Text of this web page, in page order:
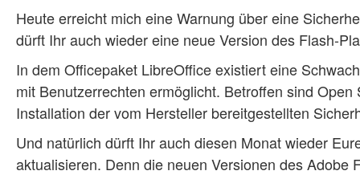
Heute erreicht mich eine Warnung über eine
dürft Ihr auch wieder eine neue Version des Flash-
In dem Officepaket LibreOffice existiert eine
mit Benutzerrechten ermöglicht. Betroffen sind
Installation der vom Hersteller bereitgestellten
Und natürlich dürft Ihr auch diesen Monat wieder
aktualisieren. Denn die neuen Versionen des Adobe